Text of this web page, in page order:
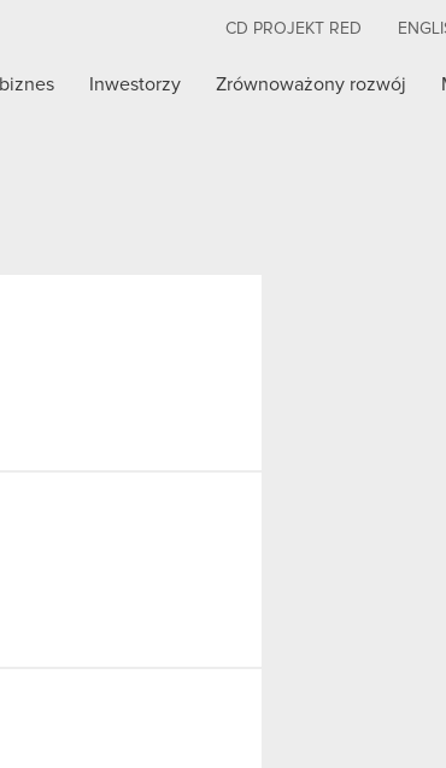
CD PROJEKT RED
Inwestorzy Zrównoważony rozwój